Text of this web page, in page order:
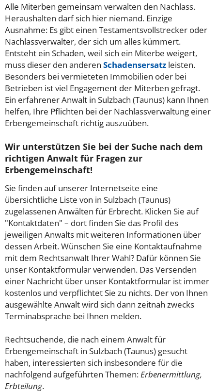
Alle Miterben gemeinsam verwalten den Nachlass.
Heraushalten darf sich hier niemand. Einzige
Ausnahme: Es gibt einen Testamentsvollstrecker oder
Nachlassverwalter, der sich um alles kümmert.
Entsteht ein Schaden, weil sich ein Miterbe weigert,
muss dieser den anderen Schadensersatz leisten.
Besonders bei vermieteten Immobilien oder bei
Betrieben ist viel Engagement der Miterben gefragt.
Ein erfahrener Anwalt in Sulzbach (Taunus) kann Ihnen
helfen, Ihre Pflichten bei der Nachlassverwaltung einer
Erbengemeinschaft richtig auszuüben.
Wir unterstützen Sie bei der Suche nach dem
richtigen Anwalt für Fragen zur
Erbengemeinschaft!
Sie finden auf unserer Internetseite eine
übersichtliche Liste von in Sulzbach (Taunus)
zugelassenen Anwälten für Erbrecht. Klicken Sie auf
"Kontaktdaten" – dort finden Sie das Profil des
jeweiligen Anwalts mit weiteren Informationen über
dessen Arbeit. Wünschen Sie eine Kontaktaufnahme
mit dem Rechtsanwalt Ihrer Wahl? Dafür können Sie
unser Kontaktformular verwenden. Das Versenden
einer Nachricht über unser Kontaktformular ist immer
kostenlos und verpflichtet Sie zu nichts. Der von Ihnen
ausgewählte Anwalt wird sich dann zeitnah zwecks
Terminabsprache bei Ihnen melden.
Rechtsuchende, die nach einem Anwalt für
Erbengemeinschaft in Sulzbach (Taunus) gesucht
haben, interessierten sich insbesondere für die
nachfolgend aufgeführten Themen:Erbenermittlung,
Erbteilung.